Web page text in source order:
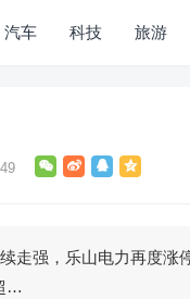
汽车 科技 旅游
走强，乐山电力再度涨
…